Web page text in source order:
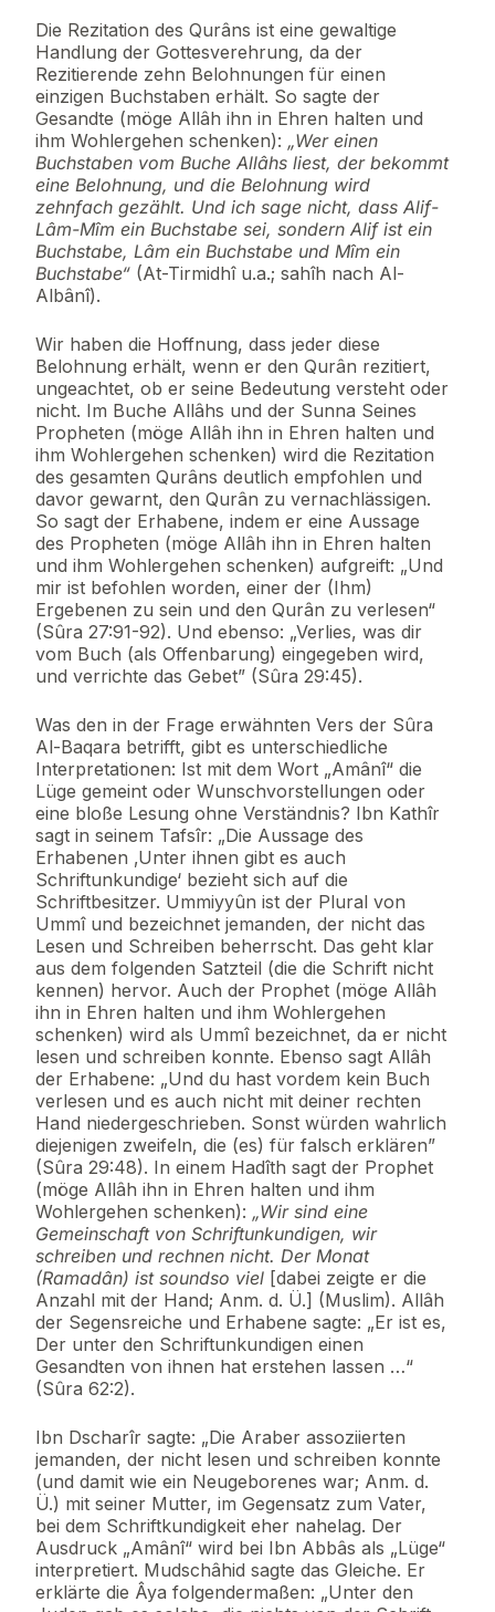
Die Rezitation des Qurâns ist eine gewaltige
Handlung der Gottesverehrung, da der
Rezitierende zehn Belohnungen für einen
einzigen Buchstaben erhält. So sagte der
Gesandte (möge Allâh ihn in Ehren halten und
ihm Wohlergehen schenken): „Wer einen
Buchstaben vom Buche Allâhs liest, der bekommt
eine Belohnung, und die Belohnung wird
zehnfach gezählt. Und ich sage nicht, dass Alif-
Lâm-Mîm ein Buchstabe sei, sondern Alif ist ein
Buchstabe, Lâm ein Buchstabe und Mîm ein
Buchstabe“ (At-Tirmidhî u.a.; sahîh nach Al-
Albânî).
Wir haben die Hoffnung, dass jeder diese
Belohnung erhält, wenn er den Qurân rezitiert,
ungeachtet, ob er seine Bedeutung versteht oder
nicht. Im Buche Allâhs und der Sunna Seines
Propheten (möge Allâh ihn in Ehren halten und
ihm Wohlergehen schenken) wird die Rezitation
des gesamten Qurâns deutlich empfohlen und
davor gewarnt, den Qurân zu vernachlässigen.
So sagt der Erhabene, indem er eine Aussage
des Propheten (möge Allâh ihn in Ehren halten
und ihm Wohlergehen schenken) aufgreift: „Und
mir ist befohlen worden, einer der (Ihm)
Ergebenen zu sein und den Qurân zu verlesen“
(Sûra 27:91-92). Und ebenso: „Verlies, was dir
vom Buch (als Offenbarung) eingegeben wird,
und verrichte das Gebet” (Sûra 29:45).
Was den in der Frage erwähnten Vers der Sûra
Al-Baqara betrifft, gibt es unterschiedliche
Interpretationen: Ist mit dem Wort „Amânî“ die
Lüge gemeint oder Wunschvorstellungen oder
eine bloße Lesung ohne Verständnis? Ibn Kathîr
sagt in seinem Tafsîr: „Die Aussage des
Erhabenen ‚Unter ihnen gibt es auch
Schriftunkundige‘ bezieht sich auf die
Schriftbesitzer. Ummiyyûn ist der Plural von
Ummî und bezeichnet jemanden, der nicht das
Lesen und Schreiben beherrscht. Das geht klar
aus dem folgenden Satzteil (die die Schrift nicht
kennen) hervor. Auch der Prophet (möge Allâh
ihn in Ehren halten und ihm Wohlergehen
schenken) wird als Ummî bezeichnet, da er nicht
lesen und schreiben konnte. Ebenso sagt Allâh
der Erhabene: „Und du hast vordem kein Buch
verlesen und es auch nicht mit deiner rechten
Hand niedergeschrieben. Sonst würden wahrlich
diejenigen zweifeln, die (es) für falsch erklären”
(Sûra 29:48). In einem Hadîth sagt der Prophet
(möge Allâh ihn in Ehren halten und ihm
Wohlergehen schenken): „Wir sind eine
Gemeinschaft von Schriftunkundigen, wir
schreiben und rechnen nicht. Der Monat
(Ramadân) ist soundso viel [dabei zeigte er die
Anzahl mit der Hand; Anm. d. Ü.] (Muslim). Allâh
der Segensreiche und Erhabene sagte: „Er ist es,
Der unter den Schriftunkundigen einen
Gesandten von ihnen hat erstehen lassen …“
(Sûra 62:2).
Ibn Dscharîr sagte: „Die Araber assoziierten
jemanden, der nicht lesen und schreiben konnte
(und damit wie ein Neugeborenes war; Anm. d.
Ü.) mit seiner Mutter, im Gegensatz zum Vater,
bei dem Schriftkundigkeit eher nahelag. Der
Ausdruck „Amânî“ wird bei Ibn Abbâs als „Lüge“
interpretiert. Mudschâhid sagte das Gleiche. Er
erklärte die Âya folgendermaßen: „Unter den